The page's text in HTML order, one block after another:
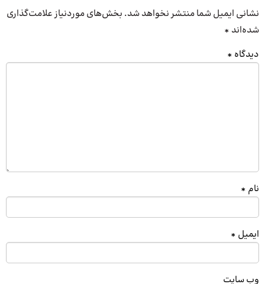
نشانی ایمیل شما منتشر نخواهد شد. بخش‌های موردنیاز علامت‌گذاری
شده‌اند *
دیدگاه *
نام *
ایمیل *
وب‌ سایت